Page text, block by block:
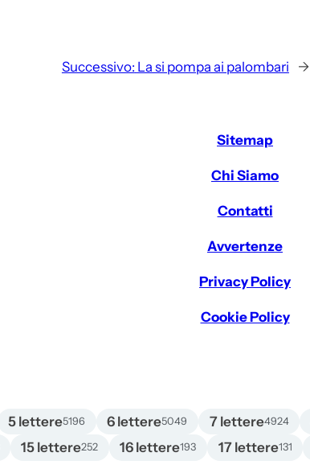
Successivo: La si pompa ai palombari →
Sitemap
Chi Siamo
Contatti
Avvertenze
Privacy Policy
Cookie Policy
5 lettere5196 6 lettere5049 7 lettere4924
15 lettere252 16 lettere193 17 lettere131